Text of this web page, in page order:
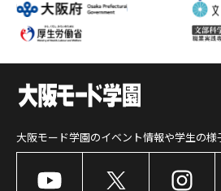
大阪モード学園のイベント情報や学生の様